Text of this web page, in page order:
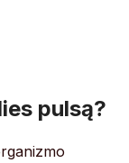
pulsą?